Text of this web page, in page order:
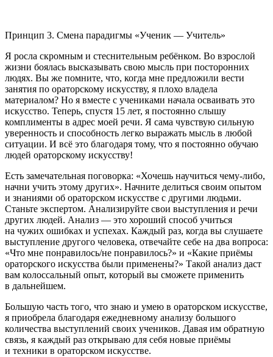
Принцип 3. Смена парадигмы «Ученик — Учитель»
Я росла скромным и стеснительным ребёнком. Во взрослой
жизни боялась высказывать свою мысль при посторонних
людях. Вы же помните, что, когда мне предложили вести
занятия по ораторскому искусству, я плохо владела
материалом? Но я вместе с учениками начала осваивать это
искусство. Теперь, спустя 15 лет, я постоянно слышу
комплименты в адрес моей речи. Я сама чувствую сильную
уверенность и способность легко выражать мысль в любой
ситуации. И всё это благодаря тому, что я постоянно обучаю
людей ораторскому искусству!
Есть замечательная поговорка: «Хочешь научиться чему-либо,
начни учить этому других». Начните делиться своим опытом
и знаниями об ораторском искусстве с другими людьми.
Станьте экспертом. Анализируйте свои выступления и речи
других людей. Анализ — это хороший способ учиться
на чужих ошибках и успехах. Каждый раз, когда вы слушаете
выступление другого человека, отвечайте себе на два вопроса:
«Что мне понравилось/не понравилось?» и «Какие приёмы
ораторского искусства были применены?» Такой анализ даст
вам колоссальный опыт, который вы сможете применить
в дальнейшем.
Большую часть того, что знаю и умею в ораторском искусстве,
я приобрела благодаря ежедневному анализу большого
количества выступлений своих учеников. Давая им обратную
связь, я каждый раз открываю для себя новые приёмы
и техники в ораторском искусстве.